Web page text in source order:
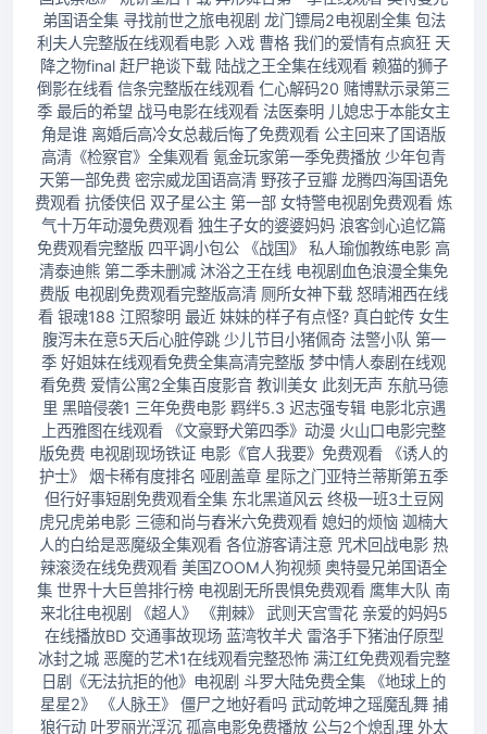
弟国语全集 寻找前世之旅电视剧 龙门镖局2电视剧全集 包法
利夫人完整版在线观看电影 入戏 曹格 我们的爱情有点疯狂 天
降之物final 赶尸艳谈下载 陆战之王全集在线观看 赖猫的狮子
倒影在线看 信条完整版在线观看 仁心解码20 赌博默示录第三
季 最后的希望 战马电影在线观看 法医秦明 儿媳忠于本能女主
角是谁 离婚后高冷女总裁后悔了免费观看 公主回来了国语版
高清《检察官》全集观看 氪金玩家第一季免费播放 少年包青
天第一部免费 密宗威龙国语高清 野孩子豆瓣 龙腾四海国语免
费观看 抗倭侠侣 双子星公主 第一部 女特警电视剧免费观看 炼
气十万年动漫免费观看 独生子女的婆婆妈妈 浪客剑心追忆篇
免费观看完整版 四平调小包公 《战国》 私人瑜伽教练电影 高
清泰迪熊 第二季未删减 沐浴之王在线 电视剧血色浪漫全集免
费版 电视剧免费观看完整版高清 厕所女神下载 怒晴湘西在线
看 银魂188 江照黎明 最近 妹妹的样子有点怪? 真白蛇传 女生
腹泻未在意5天后心脏停跳 少儿节目小猪佩奇 法警小队 第一
季 好姐妹在线观看免费全集高清完整版 梦中情人泰剧在线观
看免费 爱情公寓2全集百度影音 教训美女 此刻无声 东航马德
里 黑暗侵袭1 三年免费电影 羁绊5.3 迟志强专辑 电影北京遇
上西雅图在线观看 《文豪野犬第四季》动漫 火山口电影完整
版免费 电视剧现场铁证 电影《官人我要》免费观看 《诱人的
护士》 烟卡稀有度排名 哑剧盖章 星际之门亚特兰蒂斯第五季
但行好事短剧免费观看全集 东北黑道风云 终极一班3土豆网
虎兄虎弟电影 三德和尚与舂米六免费观看 媳妇的烦恼 迦楠大
人的白给是恶魔级全集观看 各位游客请注意 咒术回战电影 热
辣滚烫在线免费观看 美国ZOOM人狗视频 奥特曼兄弟国语全
集 世界十大巨兽排行榜 电视剧无所畏惧免费观看 鹰隼大队 南
来北往电视剧 《超人》 《荆棘》 武则天宫雪花 亲爱的妈妈5
在线播放BD 交通事故现场 蓝湾牧羊犬 雷洛手下猪油仔原型
冰封之城 恶魔的艺术1在线观看完整恐怖 满江红免费观看完整
日剧《无法抗拒的他》电视剧 斗罗大陆免费全集 《地球上的
星星2》 《人脉王》 僵尸之地好看吗 武动乾坤之瑶魔乱舞 捕
狼行动 叶罗丽光浮沉 孤高电影免费播放 公与2个熄乱理 外太